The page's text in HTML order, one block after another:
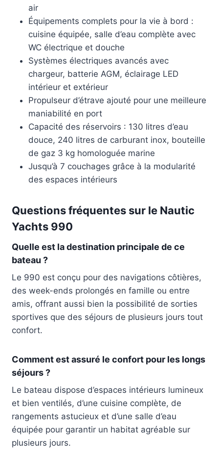
air
Équipements complets pour la vie à bord :
cuisine équipée, salle d’eau complète avec
WC électrique et douche
Systèmes électriques avancés avec
chargeur, batterie AGM, éclairage LED
intérieur et extérieur
Propulseur d’étrave ajouté pour une meilleure
maniabilité en port
Capacité des réservoirs : 130 litres d’eau
douce, 240 litres de carburant inox, bouteille
de gaz 3 kg homologuée marine
Jusqu’à 7 couchages grâce à la modularité
des espaces intérieurs
Questions fréquentes sur le Nautic
Yachts 990
Quelle est la destination principale de ce
bateau ?
Le 990 est conçu pour des navigations côtières,
des week-ends prolongés en famille ou entre
amis, offrant aussi bien la possibilité de sorties
sportives que des séjours de plusieurs jours tout
confort.
Comment est assuré le confort pour les longs
séjours ?
Le bateau dispose d’espaces intérieurs lumineux
et bien ventilés, d’une cuisine complète, de
rangements astucieux et d’une salle d’eau
équipée pour garantir un habitat agréable sur
plusieurs jours.